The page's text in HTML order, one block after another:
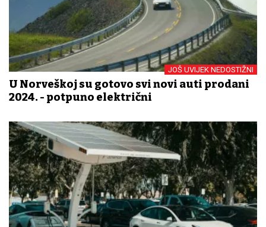
JOŠ UVIJEK NEDOSTIŽNI
U Norveškoj su gotovo svi novi auti prodani
2024. - potpuno električni